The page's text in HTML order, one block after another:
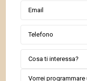
Cosa ti interessa?